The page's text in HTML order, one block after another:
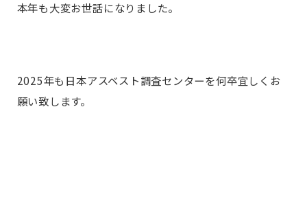
本年も大変お世話になりました。
2025年も日本アスベスト調査センターを何卒宜しくお
願い致します。